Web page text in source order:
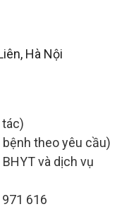
Hà Nội
theo yêu cầu)
và dịch vụ
616